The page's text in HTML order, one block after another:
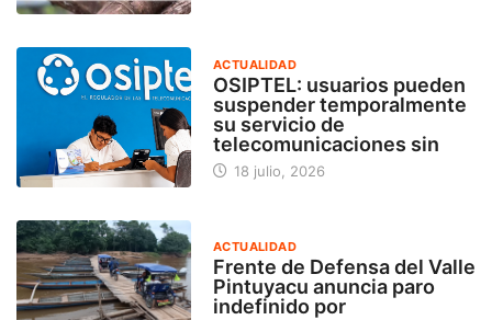
ACTUALIDAD
OSIPTEL: usuarios pueden
suspender temporalmente
su servicio de
telecomunicaciones sin
18 julio, 2026
ACTUALIDAD
Frente de Defensa del Valle
Pintuyacu anuncia paro
indefinido por